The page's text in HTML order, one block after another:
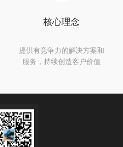
核心理念
提供有竞争力的解决方案和
服务，持续创造客户价值